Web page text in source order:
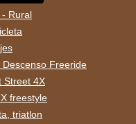
- Rural
Descenso Freeride
Street 4X
freestyle
triatlon